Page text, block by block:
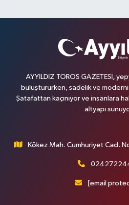
AYYILDIZ TOROS GAZETESİ,
buluştururken, sadelik ve
Şatafattan kaçınıyor ve insanlara
altyapı
Kökez Mah. Cumhuriyet Cad.
[email